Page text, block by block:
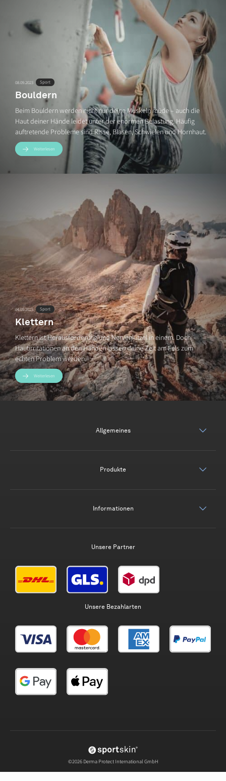
08.09.2023 Sport
Bouldern
Beim Bouldern werden nicht nur deine Muskeln müde – auch die
Haut deiner Hände leidet unter der enormen Belastung. Häufig
auftretende Probleme sind Risse, Blasen, Schwielen und Hornhaut.
Weiterlesen
04.09.2023 Sport
Klettern
Klettern ist Herausforderung und Nervenkitzel in einem. Doch
Hautirritationen an den Händen lassen deine Zeit am Fels zum
echten Problem werden.
Weiterlesen
Allgemeines
Produkte
Informationen
Unsere Partner
Unsere Bezahlarten
©2026 Derma Protect International GmbH